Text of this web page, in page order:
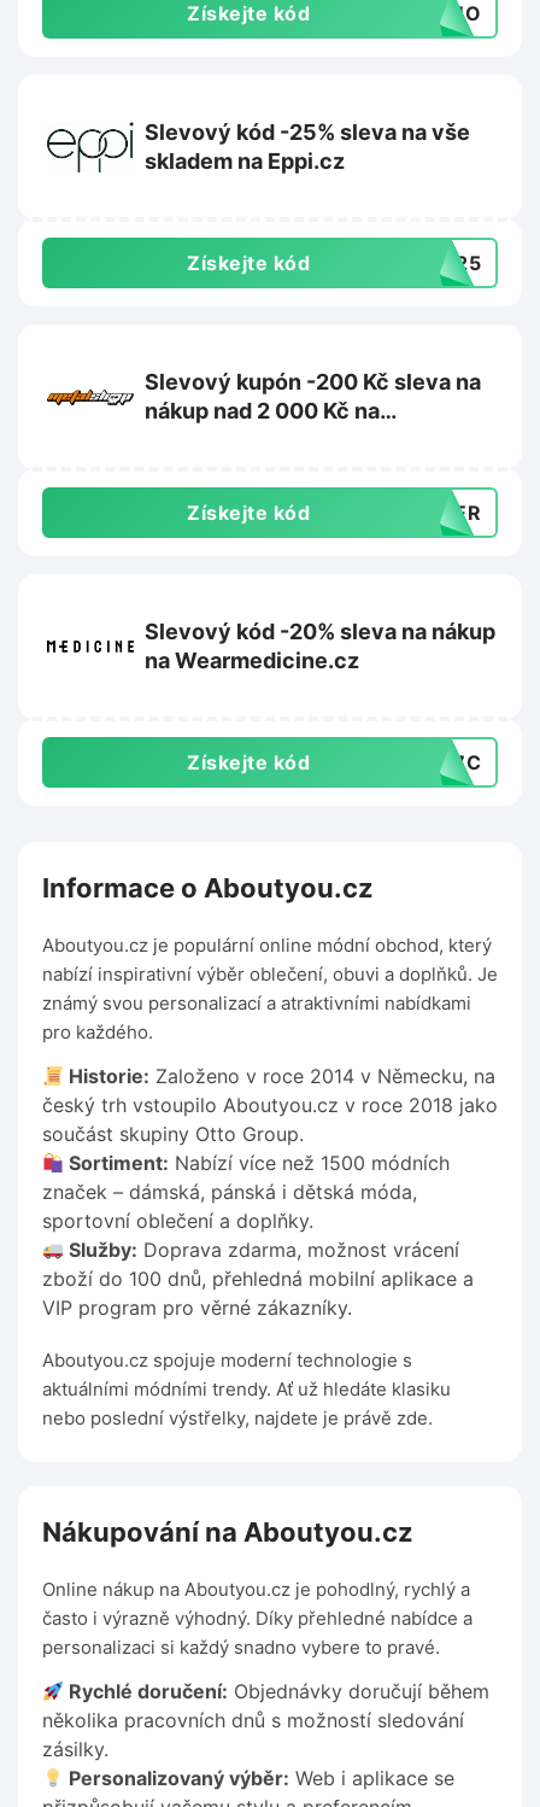
Získejte kód FOMO
Slevový kód -25% sleva na vše
skladem na Eppi.cz
Získejte kód UN25
Slevový kupón -200 Kč sleva na
nákup nad 2 000 Kč na
Získejte kód MMER
Slevový kód -20% sleva na nákup
na Wearmedicine.cz
Získejte kód EC7C
Informace o Aboutyou.cz
Aboutyou.cz je populární online módní obchod, který
nabízí inspirativní výběr oblečení, obuvi a doplňků. Je
známý svou personalizací a atraktivními nabídkami
pro každého.
Historie: Založeno v roce 2014 v Německu, na
český trh vstoupilo Aboutyou.cz v roce 2018 jako
součást skupiny Otto Group.
Sortiment: Nabízí více než 1500 módních
značek – dámská, pánská i dětská móda,
sportovní oblečení a doplňky.
Služby: Doprava zdarma, možnost vrácení
zboží do 100 dnů, přehledná mobilní aplikace a
VIP program pro věrné zákazníky.
Aboutyou.cz spojuje moderní technologie s
aktuálními módními trendy. Ať už hledáte klasiku
nebo poslední výstřelky, najdete je právě zde.
Nákupování na Aboutyou.cz
Online nákup na Aboutyou.cz je pohodlný, rychlý a
často i výrazně výhodný. Díky přehledné nabídce a
personalizaci si každý snadno vybere to pravé.
Rychlé doručení: Objednávky doručují během
několika pracovních dnů s možností sledování
zásilky.
Personalizovaný výběr: Web i aplikace se